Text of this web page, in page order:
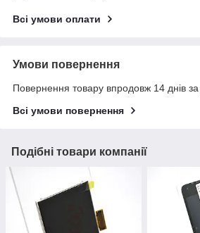
Всі умови оплати
Умови повернення
Повернення товару впродовж 14 днів
Всі умови повернення
Подібні товари компанії